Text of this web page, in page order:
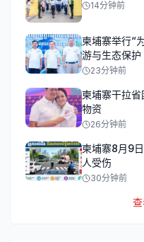
14分钟前
柬埔寨举行“
游与生态保护
23分钟前
柬埔寨干拉
物资
26分钟前
柬埔寨8月9
人受伤
30分钟前